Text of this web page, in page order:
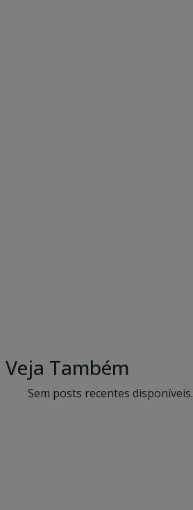
Veja Também
Sem posts recentes disponíveis.